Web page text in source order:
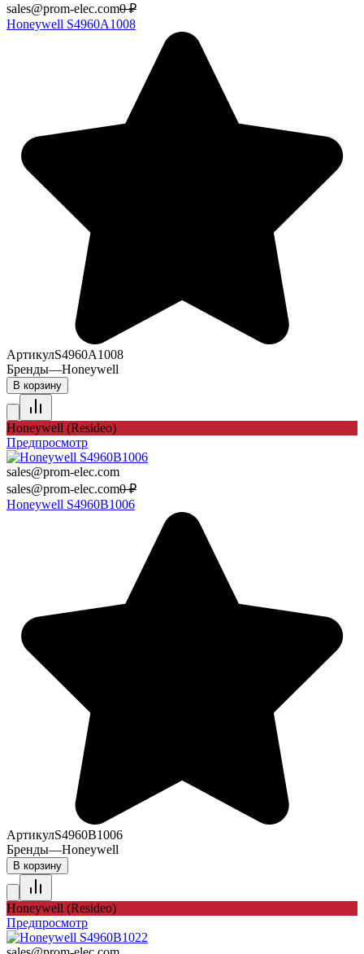
sales@prom-elec.com0 ₽
Honeywell S4960A1008
АртикулS4960A1008
Бренды—Honeywell
В корзину
Honeywell (Resideo)
Предпросмотр
sales@prom-elec.com
sales@prom-elec.com0 ₽
Honeywell S4960B1006
АртикулS4960B1006
Бренды—Honeywell
В корзину
Honeywell (Resideo)
Предпросмотр